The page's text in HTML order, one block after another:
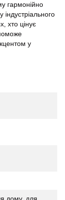
гармонійно
хто цінує
у